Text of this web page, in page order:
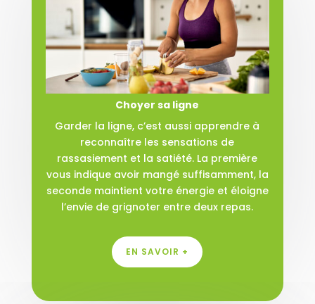
Choyer sa ligne
Garder la ligne, c’est aussi apprendre à
reconnaître les sensations de
rassasiement et la satiété. La première
vous indique avoir mangé suffisamment, la
seconde maintient votre énergie et éloigne
l’envie de grignoter entre deux repas.
EN SAVOIR +